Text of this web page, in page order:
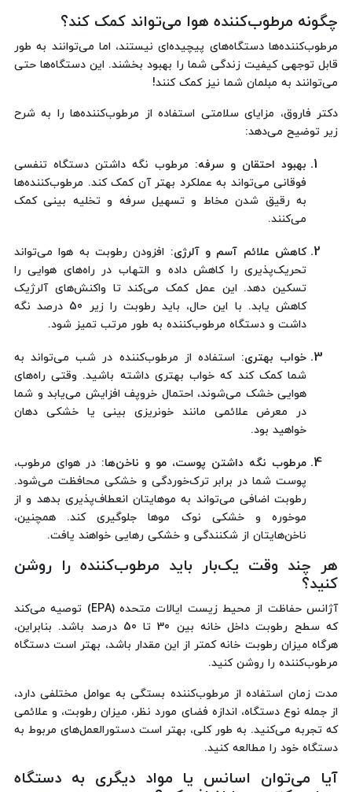
چگونه مرطوب‌کننده‌ هوا می‌تواند کمک کند؟
مرطوب‌کننده‌ها دستگاه‌های پیچیده‌ای نیستند، اما می‌توانند به طور
قابل توجهی کیفیت زندگی شما را بهبود بخشند. این دستگاه‌ها حتی
می‌توانند به مبلمان شما نیز کمک کنند!
دکتر فاروق، مزایای سلامتی استفاده از مرطوب‌کننده‌ها را به شرح
زیر توضیح می‌دهد:
بهبود احتقان و سرفه: مرطوب نگه داشتن دستگاه تنفسی
فوقانی می‌تواند به عملکرد بهتر آن کمک کند. مرطوب‌کننده‌ها
به رقیق شدن مخاط و تسهیل سرفه و تخلیه بینی کمک
می‌کنند.
کاهش علائم آسم و آلرژی: افزودن رطوبت به هوا می‌تواند
تحریک‌پذیری را کاهش داده و التهاب در راه‌های هوایی را
تسکین دهد. این عمل کمک می‌کند تا واکنش‌های آلرژیک
کاهش یابد. با این حال، باید رطوبت را زیر 50 درصد نگه
داشت و دستگاه مرطوب‌کننده به طور مرتب تمیز شود.
خواب بهتری: استفاده از مرطوب‌کننده در شب می‌تواند به
شما کمک کند که خواب بهتری داشته باشید. وقتی راه‌های
هوایی خشک می‌شوند، احتمال خروپف افزایش می‌یابد و شما
در معرض علائمی مانند خونریزی بینی یا خشکی دهان
خواهید بود.
مرطوب نگه داشتن پوست، مو و ناخن‌ها: در هوای مرطوب،
پوست شما در برابر ترک‌خوردگی و خشکی محافظت می‌شود.
رطوبت اضافی می‌تواند به موهایتان انعطاف‌پذیری بدهد و از
موخوره و خشکی نوک موها جلوگیری کند. همچنین،
ناخن‌هایتان از شکنندگی و خشکی رهایی خواهند یافت.
هر چند وقت یک‌بار باید مرطوب‌کننده را روشن
کنید؟
آژانس حفاظت از محیط زیست ایالات متحده (EPA) توصیه می‌کند
که سطح رطوبت داخل خانه بین 30 تا 50 درصد باشد. بنابراین،
هرگاه میزان رطوبت خانه کمتر از این مقدار باشد، بهتر است دستگاه
مرطوب‌کننده را روشن کنید.
مدت زمان استفاده از مرطوب‌کننده بستگی به عوامل مختلفی دارد،
از جمله نوع دستگاه، اندازه فضای مورد نظر، میزان رطوبت، و علائمی
که تجربه می‌کنید. به طور کلی، بهتر است دستورالعمل‌های مربوط به
دستگاه خود را مطالعه کنید.
آیا می‌توان اسانس یا مواد دیگری به دستگاه